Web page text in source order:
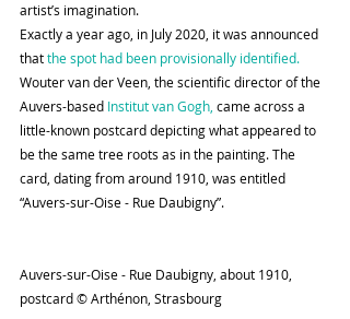
artist’s imagination.
Exactly a year ago, in July 2020, it was announced
that the spot had been provisionally identified.
Wouter van der Veen, the scientific director of the
Auvers-based Institut van Gogh, came across a
little-known postcard depicting what appeared to
be the same tree roots as in the painting. The
card, dating from around 1910, was entitled
“Auvers-sur-Oise - Rue Daubigny”.
Auvers-sur-Oise - Rue Daubigny, about 1910,
postcard © Arthénon, Strasbourg